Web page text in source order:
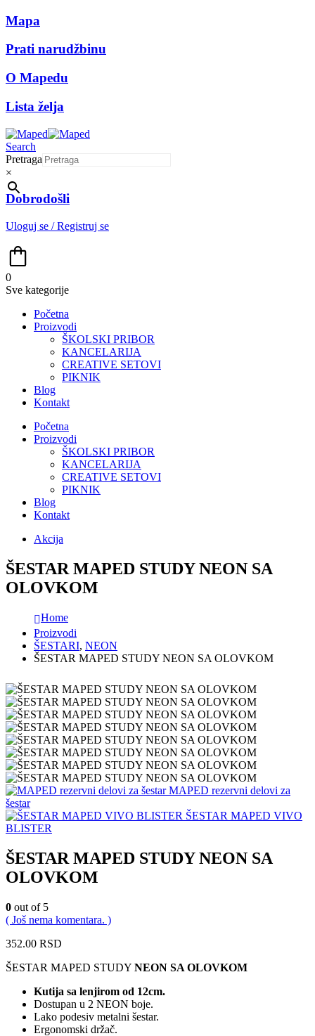
Mapa
Prati narudžbinu
O Mapedu
Lista želja
Search
Pretraga
×
Dobrodošli
Uloguj se / Registruj se
0
Sve kategorije
Početna
Proizvodi
ŠKOLSKI PRIBOR
KANCELARIJA
CREATIVE SETOVI
PIKNIK
Blog
Kontakt
Početna
Proizvodi
ŠKOLSKI PRIBOR
KANCELARIJA
CREATIVE SETOVI
PIKNIK
Blog
Kontakt
Akcija
ŠESTAR MAPED STUDY NEON SA
OLOVKOM
Home
Proizvodi
ŠESTARI, NEON
ŠESTAR MAPED STUDY NEON SA OLOVKOM
MAPED rezervni delovi za
šestar
ŠESTAR MAPED VIVO
BLISTER
ŠESTAR MAPED STUDY NEON SA
OLOVKOM
0 out of 5
( Još nema komentara. )
352.00 RSD
ŠESTAR MAPED STUDY NEON SA OLOVKOM
Kutija sa lenjirom od 12cm.
Dostupan u 2 NEON boje.
Lako podesiv metalni šestar.
Ergonomski držač.